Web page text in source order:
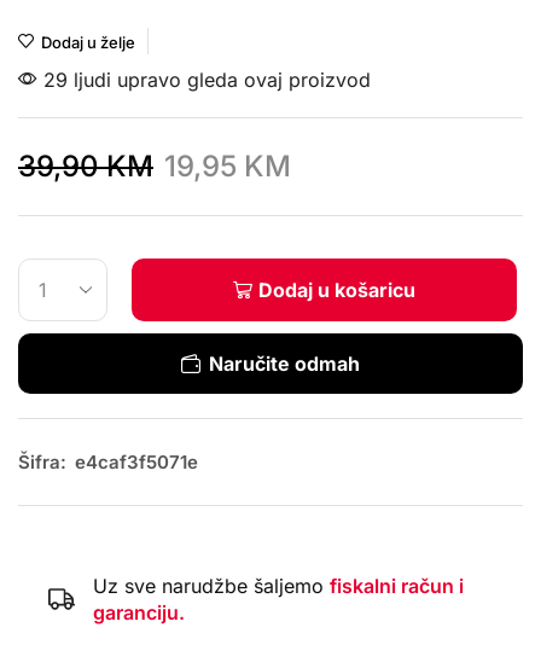
Dodaj u želje
29 ljudi upravo gleda ovaj proizvod
39,90KM 19,95 KM
Dodaj u košaricu
Naručite odmah
Šifra: e4caf3f5071e
Uz sve narudžbe šaljemo fiskalni račun i
garanciju.